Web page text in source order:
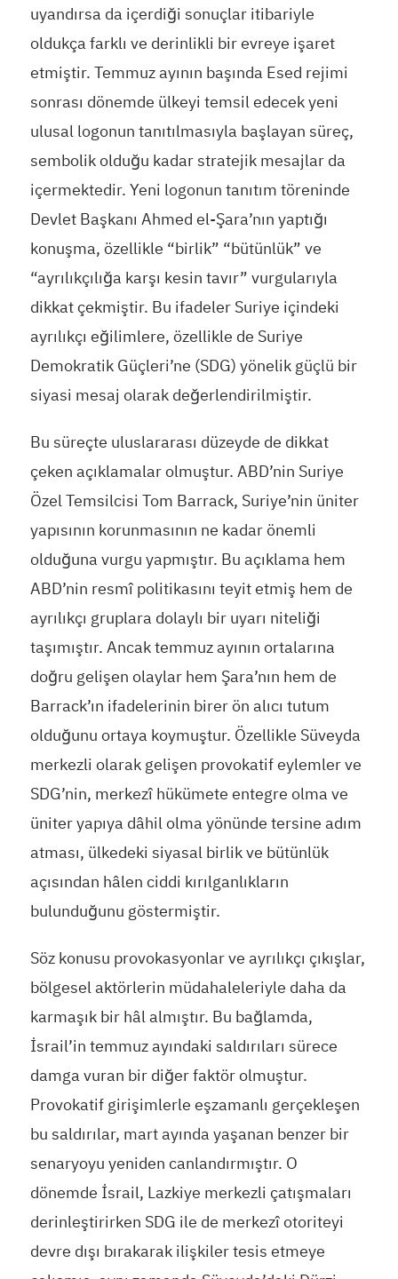
uyandırsa da içerdiği sonuçlar itibariyle
oldukça farklı ve derinlikli bir evreye işaret
etmiştir. Temmuz ayının başında Esed rejimi
sonrası dönemde ülkeyi temsil edecek yeni
ulusal logonun tanıtılmasıyla başlayan süreç,
sembolik olduğu kadar stratejik mesajlar da
içermektedir. Yeni logonun tanıtım töreninde
Devlet Başkanı Ahmed el-Şara’nın yaptığı
konuşma, özellikle “birlik” “bütünlük” ve
“ayrılıkçılığa karşı kesin tavır” vurgularıyla
dikkat çekmiştir. Bu ifadeler Suriye içindeki
ayrılıkçı eğilimlere, özellikle de Suriye
Demokratik Güçleri’ne (SDG) yönelik güçlü bir
siyasi mesaj olarak değerlendirilmiştir.
Bu süreçte uluslararası düzeyde de dikkat
çeken açıklamalar olmuştur. ABD’nin Suriye
Özel Temsilcisi Tom Barrack, Suriye’nin üniter
yapısının korunmasının ne kadar önemli
olduğuna vurgu yapmıştır. Bu açıklama hem
ABD’nin resmî politikasını teyit etmiş hem de
ayrılıkçı gruplara dolaylı bir uyarı niteliği
taşımıştır. Ancak temmuz ayının ortalarına
doğru gelişen olaylar hem Şara’nın hem de
Barrack’ın ifadelerinin birer ön alıcı tutum
olduğunu ortaya koymuştur. Özellikle Süveyda
merkezli olarak gelişen provokatif eylemler ve
SDG’nin, merkezî hükümete entegre olma ve
üniter yapıya dâhil olma yönünde tersine adım
atması, ülkedeki siyasal birlik ve bütünlük
açısından hâlen ciddi kırılganlıkların
bulunduğunu göstermiştir.
Söz konusu provokasyonlar ve ayrılıkçı çıkışlar,
bölgesel aktörlerin müdahaleleriyle daha da
karmaşık bir hâl almıştır. Bu bağlamda,
İsrail’in temmuz ayındaki saldırıları sürece
damga vuran bir diğer faktör olmuştur.
Provokatif girişimlerle eşzamanlı gerçekleşen
bu saldırılar, mart ayında yaşanan benzer bir
senaryoyu yeniden canlandırmıştır. O
dönemde İsrail, Lazkiye merkezli çatışmaları
derinleştirirken SDG ile de merkezî otoriteyi
devre dışı bırakarak ilişkiler tesis etmeye